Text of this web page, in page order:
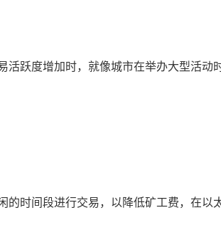
跃度增加时，就像城市在举办大型活
时间段进行交易，以降低矿工费，在